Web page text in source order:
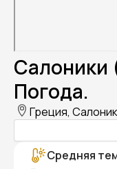
Салоники
Погода.
Греция,
Средняя